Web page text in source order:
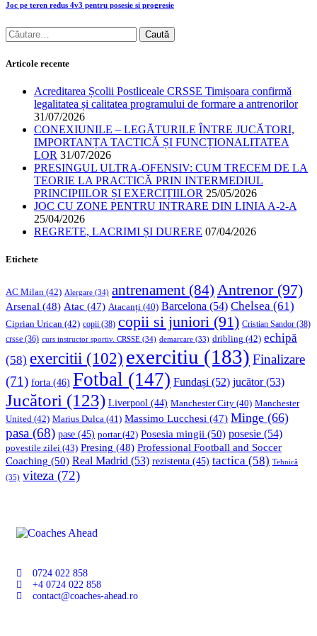
Joc pe teren redus 4v3 pentru posesie si progresie
Articole recente
Acreditarea Școlii Postliceale CRSSE Timișoara confirmă
legalitatea și calitatea programului de formare a antrenorilor
31/07/2026
CONEXIUNILE – LEGĂTURILE ÎNTRE JUCĂTORI,
IMPORTANȚA TACTICĂ ȘI FUNCȚIONALITATEA
LOR 31/07/2026
PRESINGUL ULTRA-OFENSIV: CUM TRECEM DE LA
TEORIE LA PRACTICĂ PRIN INTERMEDIUL
PRINCIPIILOR ȘI EXERCIȚIILOR 25/05/2026
JOC CU ZONE PENTRU INTRARE DIN LINIA A-2-A
25/04/2026
REGRETE, LACRIMI ȘI DURERE 07/04/2026
Etichete
AC Milan (42) Alergare (34) antrenament (84) Antrenor(97)
Arsenal (48) Atac (47) Atacanți (40) Barcelona (54) Chelsea (61)
Ciprian Urican (42) copii (38) copii si juniori (91) Cristian Sandor (38)
crsse (36) curs instructor sportiv. CRSSE (34) demarcare (33) dribling (42) echipă
(58) exercitii (102) exercitiu (183) Finalizare
(71) forta (46) Fotbal (147) Fundași (52) jucător(53)
Jucători (123) Liverpool (44) Manchester City (40) Manchester
United (42) Marius Dulca (41) Massimo Lucchesi (47) Minge (66)
pasa (68) pase (45) portar(42) Posesia mingii (50) posesie (54)
povestile zilei (43) Presing (48) Professional Football and Soccer
Coaching (50) Real Madrid (53) rezistenta (45) tactica (58) Tehnică
(35) viteza (72)
0724 022 858
+4 0724 022 858
contact@coaches-ahead.ro